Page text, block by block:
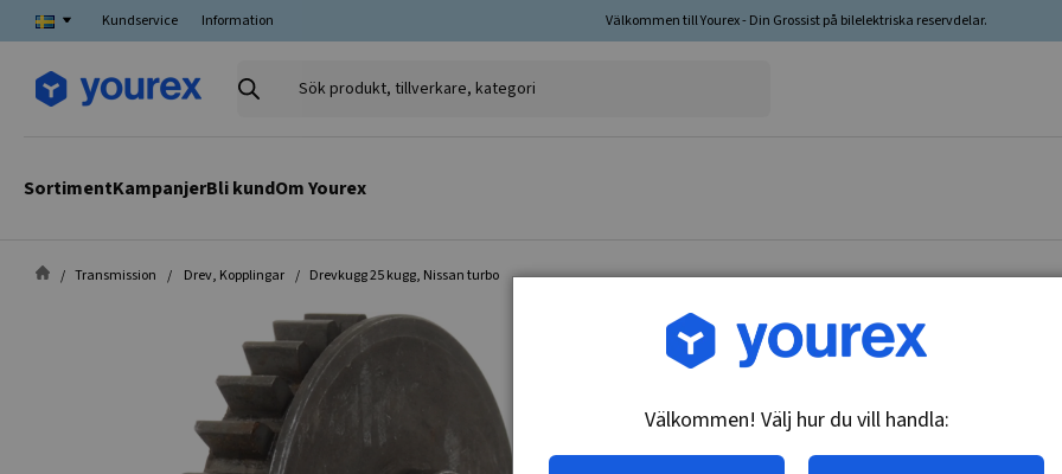
Kundservice Information Välkommen till Yourex - Din Grossist på bilelektriska reservdelar.
Sök
SortimentKampanjerBli kundOm Yourex
Transmission Drev, Kopplingar Drevkugg 25 kugg, Nissan turbo
Artikelnr: 2114-15506
Drevkugg 25 kugg,
Välkommen! Välj hur du vill handla: